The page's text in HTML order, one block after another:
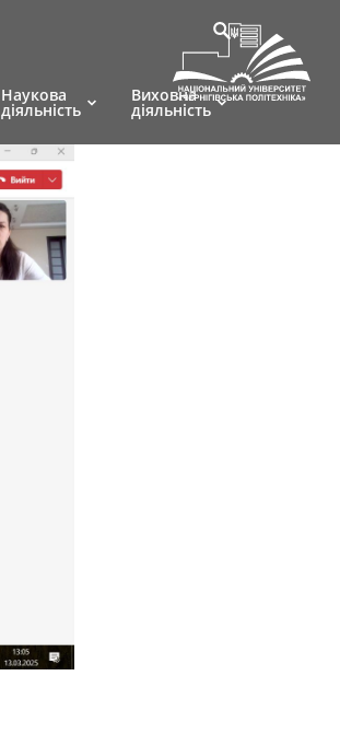
Наукова
діяльність
Виховна
діяльність